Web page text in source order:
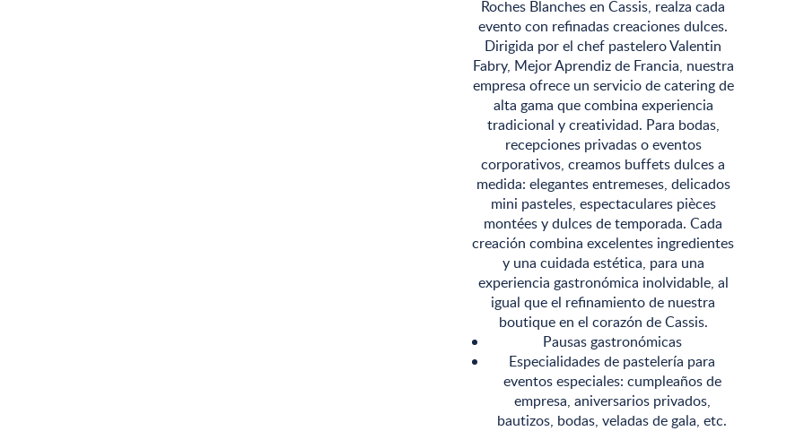
Roches Blanches en Cassis, realza cada
evento con refinadas creaciones dulces.
Dirigida por el chef pastelero Valentin
Fabry, Mejor Aprendiz de Francia, nuestra
empresa ofrece un servicio de catering de
alta gama que combina experiencia
tradicional y creatividad. Para bodas,
recepciones privadas o eventos
corporativos, creamos buffets dulces a
medida: elegantes entremeses, delicados
mini pasteles, espectaculares pièces
montées y dulces de temporada. Cada
creación combina excelentes ingredientes
y una cuidada estética, para una
experiencia gastronómica inolvidable, al
igual que el refinamiento de nuestra
boutique en el corazón de Cassis.
Pausas gastronómicas
Especialidades de pastelería para
eventos especiales: cumpleaños de
empresa, aniversarios privados,
bautizos, bodas, veladas de gala, etc.